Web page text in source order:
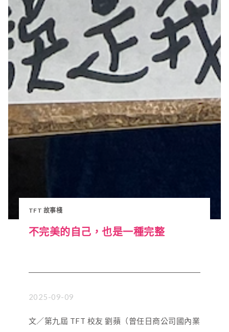
TFT 故事棧
不完美的自己，也是一種完整
2025-09-09
文／第九屆 TFT 校友 劉蘋（曾任日商公司國內業